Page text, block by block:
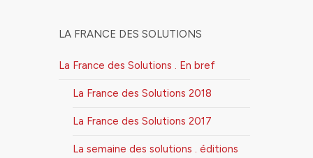
LA FRANCE DES SOLUTIONS
La France des Solutions . En bref
La France des Solutions 2018
La France des Solutions 2017
La semaine des solutions . éditions